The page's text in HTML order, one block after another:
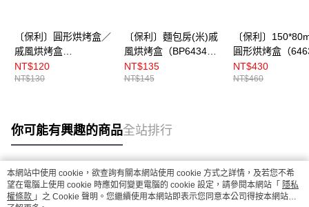
〔保利〕圓形烘烤盒／
戚風烘烤盒
（BP6485）10入
NT$120
NT$130
〔保利〕麵包房(米)戚
風烘烤盒（BP6434）
10入
NT$135
NT$145
〔保利〕
圓形烘烤盒（
50入
NT$430
NT$460
你可能有興趣的商品全站排行
熱門標籤
本網站中使用 cookie，欲查詢有關本網站使用 cookie 方式之詳情，及若您不希
望在電腦上使用 cookie 時應如何變更電腦的 cookie 設定，請參閱本網站「 隱私
權條款 」之 Cookie 聲明。您繼續使用本網站即表示您同意本公司得按本網站使